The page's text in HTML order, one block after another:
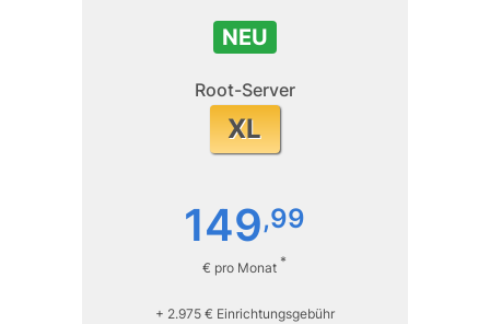
NEU
Root-Server
XL
149,99
€ pro Monat *
+ 2.975 € Einrichtungsgebühr